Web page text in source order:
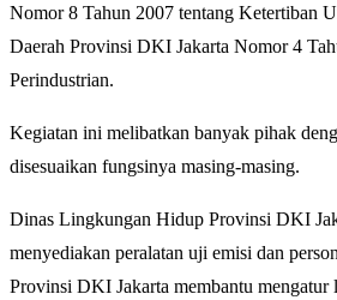
Nomor 8 Tahun 2007 tentang Ketertiban
Daerah Provinsi DKI Jakarta Nomor 4
Perindustrian.
Kegiatan ini melibatkan banyak pihak
disesuaikan fungsinya masing-masing.
Dinas Lingkungan Hidup Provinsi DKI
menyediakan peralatan uji emisi dan
Provinsi DKI Jakarta membantu mengatur